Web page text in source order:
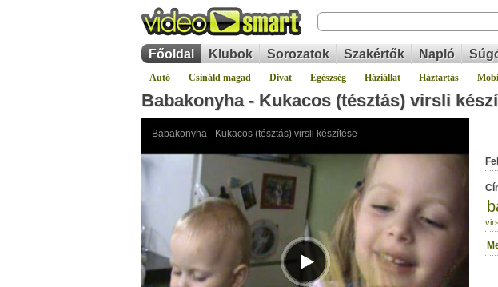
Főoldal Klubok Sorozatok Szakértők Napló
Autó Csináld magad Divat Egészség Háziállat Háztartás
Babakonyha - Kukacos (tésztás) virsli